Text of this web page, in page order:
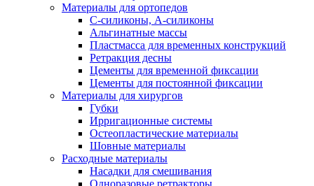
Материалы для ортопедов
C-силиконы, А-силиконы
Альгинатные массы
Пластмасса для временных конструкций
Ретракция десны
Цементы для временной фиксации
Цементы для постоянной фиксации
Материалы для хирургов
Губки
Ирригационные системы
Остеопластические материалы
Шовные материалы
Расходные материалы
Насадки для смешивания
Одноразовые ретракторы